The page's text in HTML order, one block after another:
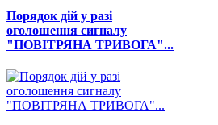
Порядок дій у разі
оголошення сигналу
"ПОВІТРЯНА ТРИВОГА"...